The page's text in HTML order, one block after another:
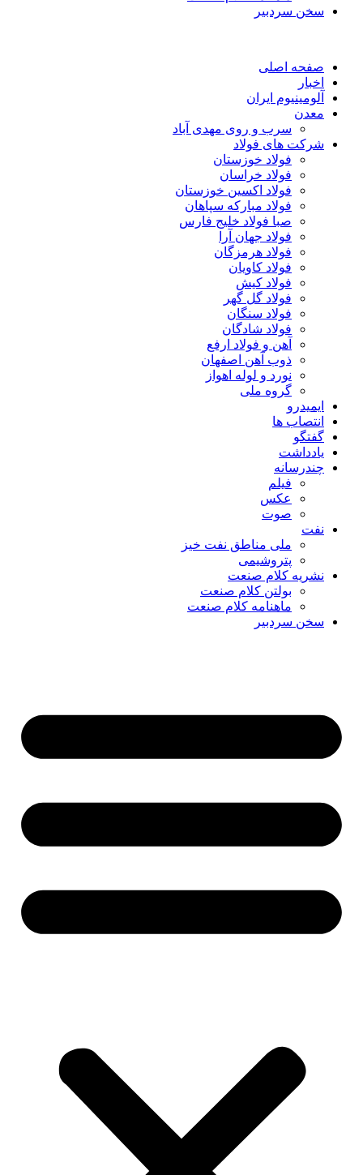
سخن سردبیر
صفحه اصلی
اخبار
آلومینیوم ایران
معدن
سرب و روی مهدی آباد
شرکت های فولاد
فولاد خوزستان
فولاد خراسان
فولاد اکسین خوزستان
فولاد مبارکه سپاهان
صبا فولاد خلیج فارس
فولاد جهان آرا
فولاد هرمزگان
فولاد کاویان
فولاد کیش
فولاد گل گهر
فولاد سنگان
فولاد شادگان
آهن و فولاد ارفع
ذوب آهن اصفهان
نورد و لوله اهواز
گروه ملی
ایمیدرو
انتصاب ها
گفتگو
یادداشت
چندرسانه
فیلم
عکس
صوت
نفت
ملی مناطق نفت خیز
پتروشیمی
نشریه کلام صنعت
بولتن کلام صنعت
ماهنامه کلام صنعت
سخن سردبیر